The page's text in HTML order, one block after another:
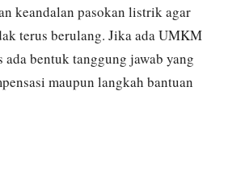
keandalan pasokan listrik agar
terus berulang. Jika ada UMKM
ada bentuk tanggung jawab yang
maupun langkah bantuan